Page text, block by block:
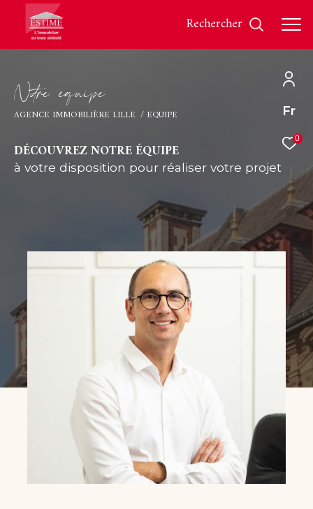
Fr
0
rechercher
Nore équipe
AGENCE IMMOBILIÈRE LILLE EQUIPE
DÉCOUVREZ NOTRE ÉQUIPE
à votre disposition pour réaliser votre projet
Effectuer une recherche
Type
Ville
Budget
Surface
Surface